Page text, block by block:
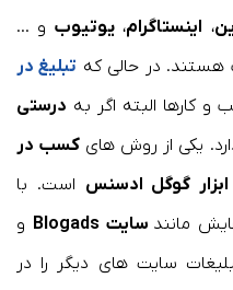
، اینستاگرام، یوتیوب و …
هستند. در حالی که تبلیغ در
و کارها البته اگر به درستی
یکی از روش های کسب در
ابزار گوگل ادسنس است. با
مانند سایت Blogads
و
سایت های دیگر را در